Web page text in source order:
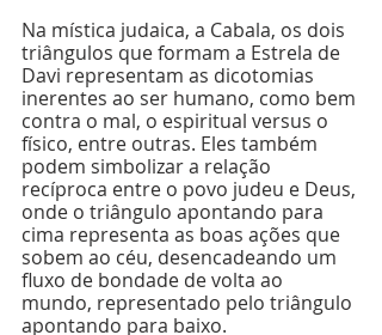
Na mística judaica, a Cabala, os dois
triângulos que formam a Estrela de
Davi representam as dicotomias
inerentes ao ser humano, como bem
contra o mal, o espiritual versus o
físico, entre outras. Eles também
podem simbolizar a relação
recíproca entre o povo judeu e Deus,
onde o triângulo apontando para
cima representa as boas ações que
sobem ao céu, desencadeando um
fluxo de bondade de volta ao
mundo, representado pelo triângulo
apontando para baixo.